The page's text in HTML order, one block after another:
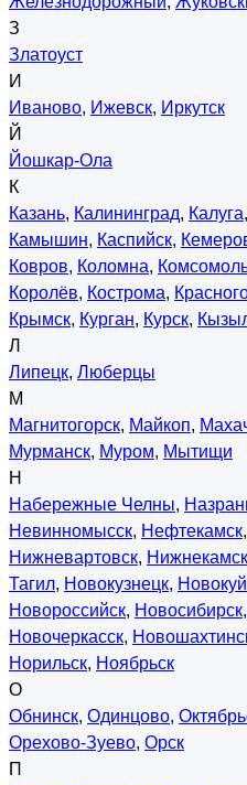
З
Златоуст
И
Иваново, Ижевск, Иркутск
Й
Йошкар-Ола
К
Казань, Калининград, Калуга,
Камышин, Каспийск,
Ковров, Коломна,
Королёв, Кострома,
Крымск, Курган, Курск,
Л
Липецк, Люберцы
М
Магнитогорск, Майкоп,
Мурманск, Муром, Мытищи
Н
Набережные Челны,
Невинномысск, Нефтекамск,
Нижневартовск, Нижнекамск
Тагил, Новокузнецк,
Новороссийск, Новосибирск,
Новочеркасск,
Норильск, Ноябрьск
О
Обнинск, Одинцово,
Орехово-Зуево, Орск
П